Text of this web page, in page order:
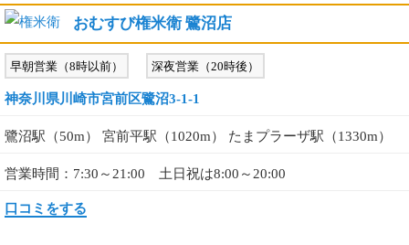
おむすび権米衛 鷺沼店
早朝営業（8時以前） 深夜営業（20時後）
神奈川県川崎市宮前区鷺沼3-1-1
鷺沼駅（50m） 宮前平駅（1020m） たまプラーザ駅（1330m）
営業時間：7:30～21:00 土日祝は8:00～20:00
口コミをする